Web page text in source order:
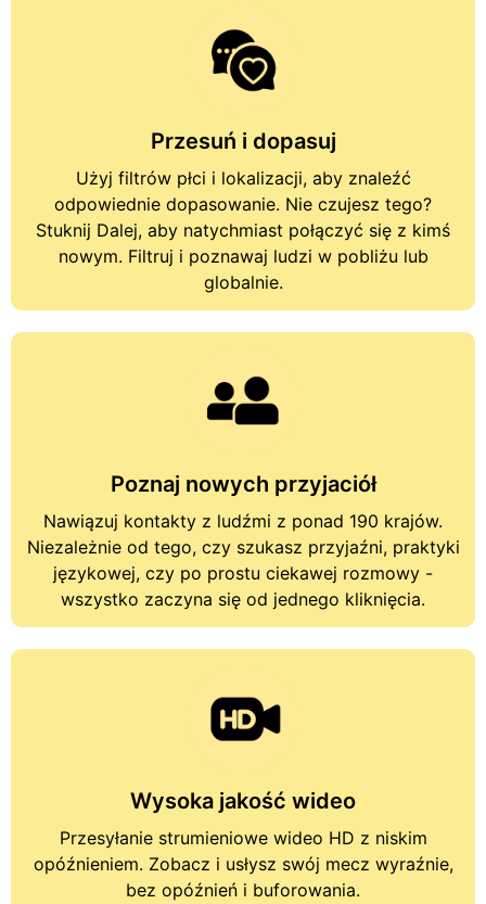
Przesuń i dopasuj
Użyj filtrów płci i lokalizacji, aby znaleźć
odpowiednie dopasowanie. Nie czujesz tego?
Stuknij Dalej, aby natychmiast połączyć się z kimś
nowym. Filtruj i poznawaj ludzi w pobliżu lub
globalnie.
Poznaj nowych przyjaciół
Nawiązuj kontakty z ludźmi z ponad 190 krajów.
Niezależnie od tego, czy szukasz przyjaźni, praktyki
językowej, czy po prostu ciekawej rozmowy -
wszystko zaczyna się od jednego kliknięcia.
Wysoka jakość wideo
Przesyłanie strumieniowe wideo HD z niskim
opóźnieniem. Zobacz i usłysz swój mecz wyraźnie,
bez opóźnień i buforowania.